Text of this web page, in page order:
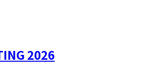
2026